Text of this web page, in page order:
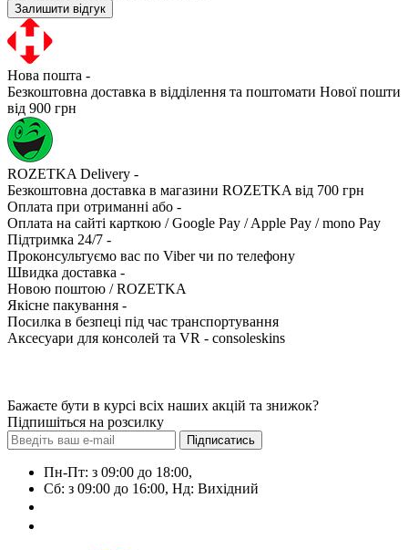
Залишити відгук
Нова пошта -
Безкоштовна доставка в відділення та поштомати Нової пошти
від 900 грн
ROZETKA Delivery -
Безкоштовна доставка в магазини ROZETKA від 700 грн
Оплата при отриманні або -
Оплата на сайті карткою / Google Pay / Apple Pay / mono Pay
Підтримка 24/7 -
Проконсультуємо вас по Viber чи по телефону
Швидка доставка -
Новою поштою / ROZETKA
Якісне пакування -
Посилка в безпеці під час транспортування
Аксесуари для консолей та VR - consoleskins
Бажаєте бути в курсі всіх наших акцій та знижок?
Підпишіться на розсилку
Підписатись
Пн-Пт: з 09:00 до 18:00,
Сб: з 09:00 до 16:00, Нд: Виxідний